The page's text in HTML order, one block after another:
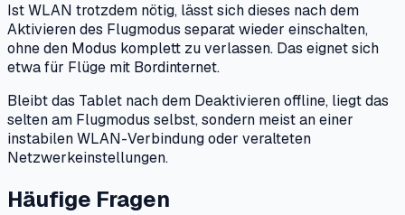
Ist WLAN trotzdem nötig, lässt sich dieses nach dem
Aktivieren des Flugmodus separat wieder einschalten,
ohne den Modus komplett zu verlassen. Das eignet sich
etwa für Flüge mit Bordinternet.
Bleibt das Tablet nach dem Deaktivieren offline, liegt das
selten am Flugmodus selbst, sondern meist an einer
instabilen WLAN-Verbindung oder veralteten
Netzwerkeinstellungen.
Häufige Fragen